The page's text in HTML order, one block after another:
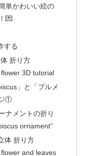
単かわいい絵の
💌
する
折り方
flower 3D tutorial
」と「プルメ
①
ナメントの折り
ornament”
体 折り方
flower and leaves